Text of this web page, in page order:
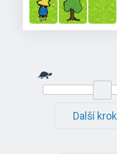
Další krok